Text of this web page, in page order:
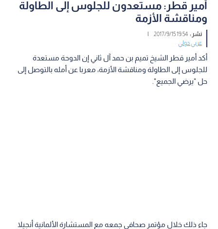
أمير قطر: مستعدون للجلوس إلى الطاولة
ومناقشة الأزمة
نشر :19:54 2017/9/15
|
عربي دولي
أكد أمير قطر الشيخ تميم بن حمد آل ثاني إن الدوحة مستعدة
للجلوس إلى الطاولة ومناقشة الأزمة، معربا عن أمله بالتوصل إلى
حل "يرضي الجميع".
جاء ذلك خلال مؤتمر صحافي جمعه مع المستشارة الألمانية أنجيلا